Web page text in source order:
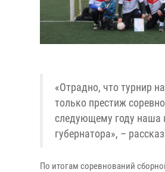
«Отрадно, что турнир
только престиж
следующему году наша
губернатора», –
По итогам соревнований